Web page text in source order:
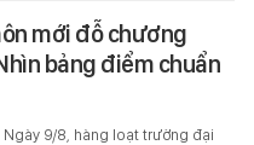
mới đỗ chương
bảng điểm chuẩn
Ngày 9/8, hàng loạt trường đại